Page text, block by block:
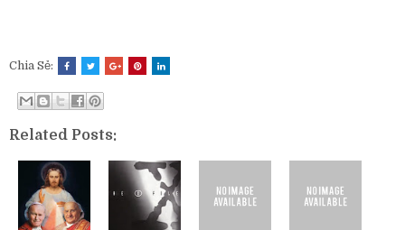
Chia Sẻ:
Related Posts: